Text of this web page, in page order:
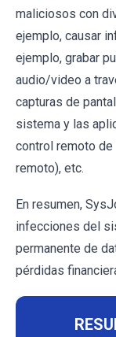
maliciosos con
ejemplo, causar
ejemplo, grabar
audio/video a
capturas de
sistema y las
control remoto de
remoto), etc.
En resumen,
infecciones del
permanente de
pérdidas